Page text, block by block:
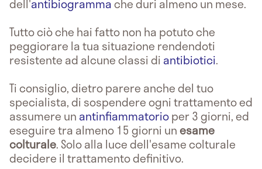
dell'antibiogrammache duri almeno un mese.
Tutto ciò che hai fatto non ha potuto che
peggiorare la tua situazione rendendoti
resistente ad alcune classi di antibiotici.
Ti consiglio, dietro parere anche del tuo
specialista, di sospendere ogni trattamento ed
assumere un antinfiammatorioper 3 giorni, ed
eseguire tra almeno 15 giorni unesame
colturale. Solo alla luce dell'esame colturale
decidere il trattamento definitivo.